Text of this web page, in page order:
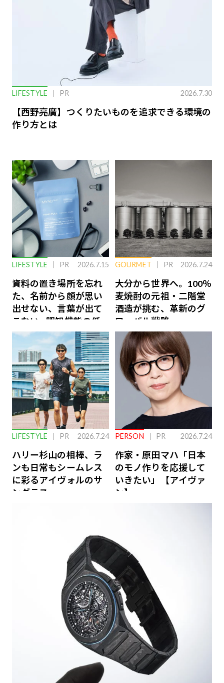
LIFESTYLE PR 2026.7.30
【西野亮廣】つくりたいものを追求できる環境の
作り方とは
LIFESTYLE PR 2026.7.15
資料の置き場所を忘れ
た、名前から顔が思い
出せない、言葉が出て
こない…認知機能の低
下を救う、脳のインナ
ーケアとは
GOURMET PR 2026.7.24
大分から世界へ。100％
麦焼酎の元祖・二階堂
酒造が挑む、革新のグ
ローバル戦略
LIFESTYLE PR 2026.7.24
ハリー杉山の相棒、ラ
ンも日常もシームレス
に彩るアイヴォルのサ
ングラス
PERSON PR 2026.7.24
作家・原田マハ「日本
のモノ作りを応援して
いきたい」【アイヴァ
ン】